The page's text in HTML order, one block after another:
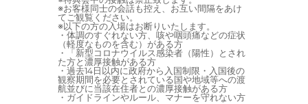
※お客様同士の会話も控え、お互い間隔をあけ
てご観覧ください。
※以下の方の入場はお断りいたします。
・体調のすぐれない方、咳や咽頭痛などの症状
（軽度なものを含む）がある方
・「新型コロナウイルス感染者（陽性）とされ
た方と濃厚接触がある方
・過去14日以内に政府から入国制限・入国後の
観察期間を必要とされている国や地域等への渡
航並びに当該在住者との濃厚接触がある方
・ガイドラインやルール、マナーを守れない方